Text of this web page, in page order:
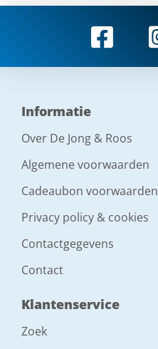
Informatie
Over De Jong & Roos
Algemene voorwaarden
Cadeaubon voorwaarden
Privacy policy & cookies
Contactgegevens
Contact
Klantenservice
Zoek